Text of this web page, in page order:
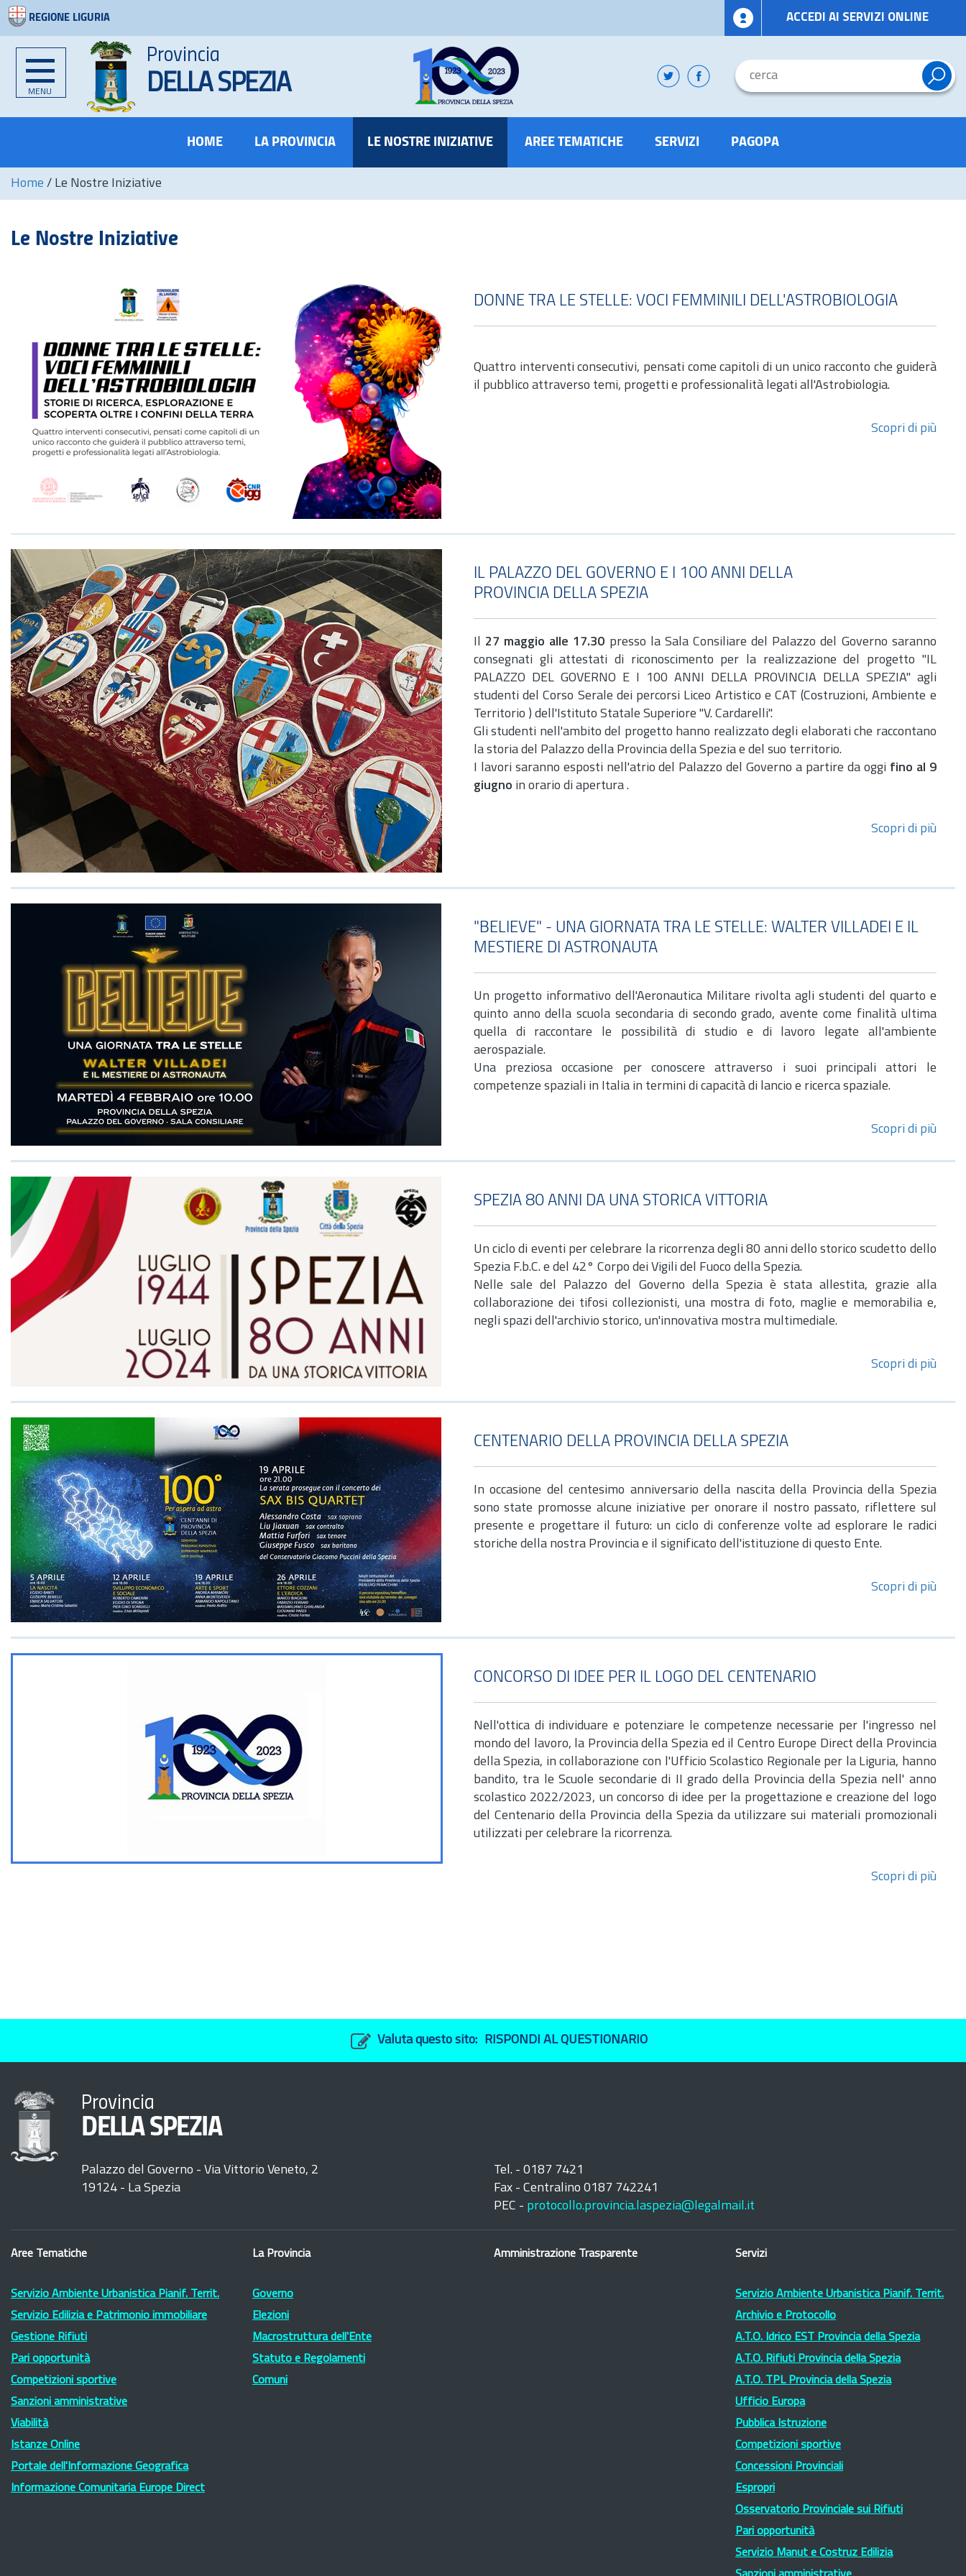
REGIONE LIGURIA ACCEDI AI SERVIZI ONLINE
MENU
Provincia
DELLA SPEZIA
HOME LA PROVINCIA LE NOSTRE INIZIATIVE AREE TEMATICHE SERVIZI PAGOPA
Home / Le Nostre Iniziative
Le Nostre Iniziative
DONNE TRA LE STELLE: VOCI FEMMINILI DELL'ASTROBIOLOGIA
Quattro interventi consecutivi, pensati come capitoli di un unico racconto che guiderà
il pubblico attraverso temi, progetti e professionalità legati all'Astrobiologia.
Scopri di più
IL PALAZZO DEL GOVERNO E I 100 ANNI DELLA
PROVINCIA DELLA SPEZIA
Il 27 maggio alle 17.30 presso la Sala Consiliare del Palazzo del Governo saranno
consegnati gli attestati di riconoscimento per la realizzazione del progetto "IL
PALAZZO DEL GOVERNO E I 100 ANNI DELLA PROVINCIA DELLA SPEZIA" agli
studenti del Corso Serale dei percorsi Liceo Artistico e CAT (Costruzioni, Ambiente e
Territorio ) dell'Istituto Statale Superiore "V. Cardarelli".
Gli studenti nell'ambito del progetto hanno realizzato degli elaborati che raccontano
la storia del Palazzo della Provincia della Spezia e del suo territorio.
I lavori saranno esposti nell'atrio del Palazzo del Governo a partire da oggi fino al 9
giugno in orario di apertura .
Scopri di più
"BELIEVE" - UNA GIORNATA TRA LE STELLE: WALTER VILLADEI E IL
MESTIERE DI ASTRONAUTA
Un progetto informativo dell'Aeronautica Militare rivolta agli studenti del quarto e
quinto anno della scuola secondaria di secondo grado, avente come finalità ultima
quella di raccontare le possibilità di studio e di lavoro legate all'ambiente
aerospaziale.
Una preziosa occasione per conoscere attraverso i suoi principali attori le
competenze spaziali in Italia in termini di capacità di lancio e ricerca spaziale.
Scopri di più
SPEZIA 80 ANNI DA UNA STORICA VITTORIA
Un ciclo di eventi per celebrare la ricorrenza degli 80 anni dello storico scudetto dello
Spezia F.b.C. e del 42° Corpo dei Vigili del Fuoco della Spezia.
Nelle sale del Palazzo del Governo della Spezia è stata allestita, grazie alla
collaborazione dei tifosi collezionisti, una mostra di foto, maglie e memorabilia e,
negli spazi dell'archivio storico, un'innovativa mostra multimediale.
Scopri di più
CENTENARIO DELLA PROVINCIA DELLA SPEZIA
In occasione del centesimo anniversario della nascita della Provincia della Spezia
sono state promosse alcune iniziative per onorare il nostro passato, riflettere sul
presente e progettare il futuro: un ciclo di conferenze volte ad esplorare le radici
storiche della nostra Provincia e il significato dell'istituzione di questo Ente.
Scopri di più
CONCORSO DI IDEE PER IL LOGO DEL CENTENARIO
Nell'ottica di individuare e potenziare le competenze necessarie per l'ingresso nel
mondo del lavoro, la Provincia della Spezia ed il Centro Europe Direct della Provincia
della Spezia, in collaborazione con l'Ufficio Scolastico Regionale per la Liguria, hanno
bandito, tra le Scuole secondarie di II grado della Provincia della Spezia nell' anno
scolastico 2022/2023, un concorso di idee per la progettazione e creazione del logo
del Centenario della Provincia della Spezia da utilizzare sui materiali promozionali
utilizzati per celebrare la ricorrenza.
Scopri di più
Valuta questo sito: RISPONDI AL QUESTIONARIO
Provincia
DELLA SPEZIA
Palazzo del Governo - Via Vittorio Veneto, 2
19124 - La Spezia
Tel. - 0187 7421
Fax - Centralino 0187 742241
PEC - protocollo.provincia.laspezia@legalmail.it
Aree Tematiche
Servizio Ambiente Urbanistica Pianif. Territ.
Servizio Edilizia e Patrimonio immobiliare
Gestione Rifiuti
Pari opportunità
Competizioni sportive
Sanzioni amministrative
Viabilità
Istanze Online
Portale dell'Informazione Geografica
Informazione Comunitaria Europe Direct
La Provincia
Governo
Elezioni
Macrostruttura dell'Ente
Statuto e Regolamenti
Comuni
Amministrazione Trasparente Servizi
Servizio Ambiente Urbanistica Pianif. Territ.
Archivio e Protocollo
A.T.O. Idrico EST Provincia della Spezia
A.T.O. Rifiuti Provincia della Spezia
A.T.O. TPL Provincia della Spezia
Ufficio Europa
Pubblica Istruzione
Competizioni sportive
Concessioni Provinciali
Espropri
Osservatorio Provinciale sui Rifiuti
Pari opportunità
Servizio Manut e Costruz Edilizia